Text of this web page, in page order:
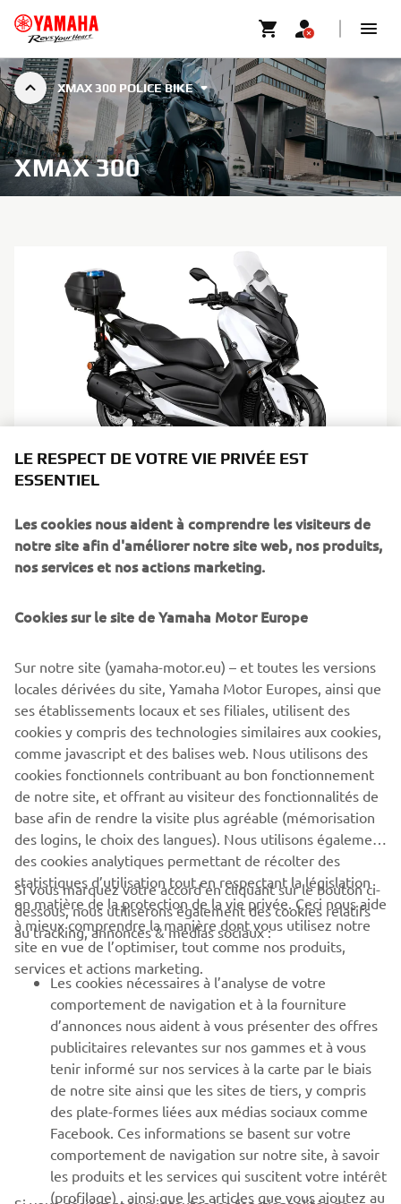
XMAX 300 POLICE BIKE
XMAX 300
XMAX 300 Police bike
THE ABSOLUTE REFERENCE OF
Equipped with motorcycle style forks for increased
top class comfort. And its powerful and economical new
Blue Core engine - available to Police in 125 cc and 300 cc
displacement, compliant to EU4 regulation - has all the
performance you need for fast intervention or daily
routine job.
CORPORATE
BUSINESS
PLUS YAMAHA
SUPPORT
NEWSLETTER
Découvrez en exclusivité les dernières offres, les événements
spéciaux, les nouveautés et bien plus encore
LE RESPECT DE VOTRE VIE PRIVÉE EST
ESSENTIEL
Les cookies nous aident à comprendre les visiteurs de
notre site afin d'améliorer notre site web, nos produits,
nos services et nos actions marketing.
Cookies sur le site de Yamaha Motor Europe
Sur notre site (yamaha-motor.eu) – et toutes les versions
locales dérivées du site, Yamaha Motor Europes, ainsi que
ses établissements locaux et ses filiales, utilisent des
cookies y compris des technologies similaires aux cookies,
comme javascript et des balises web. Nous utilisons des
cookies fonctionnels contribuant au bon fonctionnement
de notre site, et offrant au visiteur des fonctionnalités de
base afin de rendre la visite plus agréable (mémorisation
des logins, le choix des langues). Nous utilisons également
des cookies analytiques permettant de récolter des
statistiques d’utilisation tout en respectant la législation
en matière de la protection de la vie privée. Ceci nous aide
à mieux comprendre la manière dont vous utilisez notre
site en vue de l’optimiser, tout comme nos produits,
services et actions marketing.
Si vous marquez votre accord en cliquant sur le bouton ci-
dessous, nous utiliserons également des cookies relatifs
au tracking, annonces & médias sociaux :
Les cookies nécessaires à l’analyse de votre
comportement de navigation et à la fourniture
d’annonces nous aident à vous présenter des offres
publicitaires relevantes sur nos gammes et à vous
tenir informé sur nos services à la carte par le biais
de notre site ainsi que les sites de tiers, y compris
des plate-formes liées aux médias sociaux comme
Facebook. Ces informations se basent sur votre
comportement de navigation sur notre site, à savoir
les produits et les services qui suscitent votre intérêt
(profilage) , ainsi que les articles que vous ajoutez au